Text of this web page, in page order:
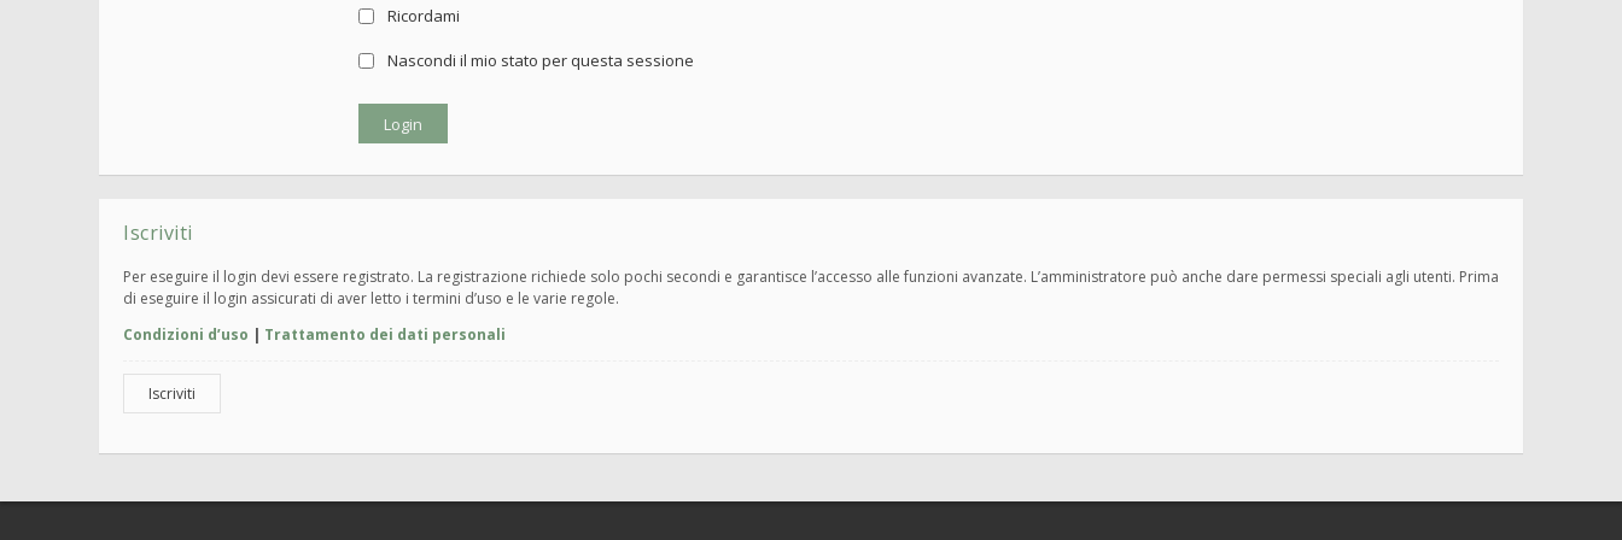
Ricordami
Nascondi il mio stato per questa sessione
Iscriviti
Per eseguire il login devi essere registrato. La registrazione richiede solo pochi secondi e garantisce l’accesso alle funzioni avanzate. L’amministratore può anche dare permessi speciali agli utenti. Prima
di eseguire il login assicurati di aver letto i termini d’uso e le varie regole.
Condizioni d’uso | Trattamento dei dati personali
Iscriviti